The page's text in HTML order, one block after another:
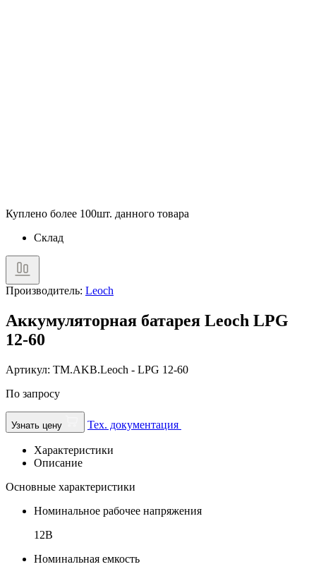
Куплено более 100шт. данного товара
Склад
Производитель: Leoch
Аккумуляторная батарея Leoch LPG
12-60
Артикул: TM.AKB.Leoch - LPG 12-60
По запросу
Узнать цену Тех. документация
Характеристики
Описание
Основные характеристики
Номинальное рабочее напряжения
12В
Номинальная емкость